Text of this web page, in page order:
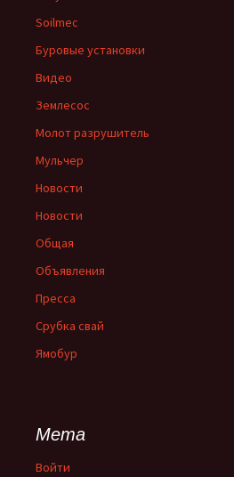
Soilmec
Буровые установки
Видео
Землесос
Молот разрушитель
Мульчер
Новости
Новости
Общая
Объявления
Пресса
Срубка свай
Ямобур
Мета
Войти